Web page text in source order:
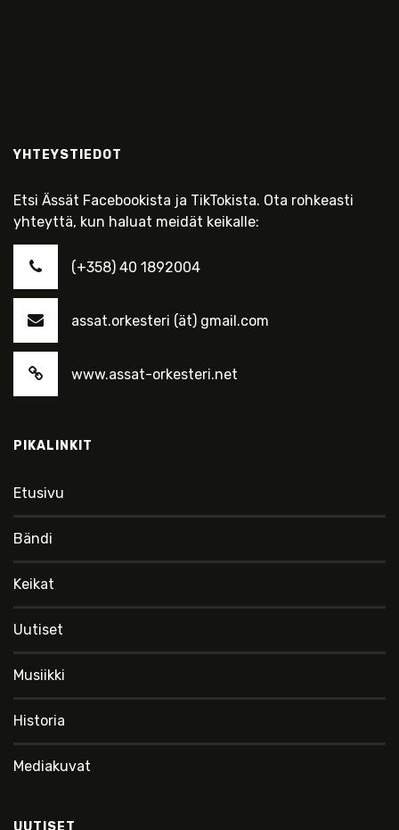
YHTEYSTIEDOT
Etsi Ässät Facebookista ja TikTokista. Ota rohkeasti
yhteyttä, kun haluat meidät keikalle:
(+358) 40 1892004
assat.orkesteri (ät) gmail.com
www.assat-orkesteri.net
PIKALINKIT
Etusivu
Bändi
Keikat
Uutiset
Musiikki
Historia
Mediakuvat
UUTISET